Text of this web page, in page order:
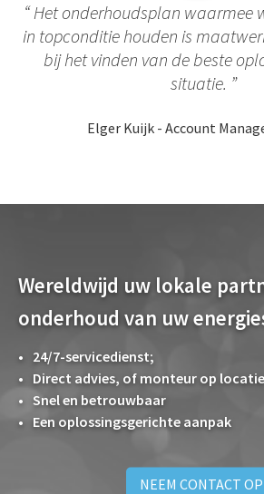
Het onderhoudsplan waarmee
in topconditie houden is
bij het vinden van de beste
situatie.
Elger Kuijk - Account
Wereldwijd uw lokale
onderhoud van uw
24/7-servicedienst;
Direct advies, of monteur op locatie
Snel en betrouwbaar
Een oplossingsgerichte aanpak
NEEM CONTACT